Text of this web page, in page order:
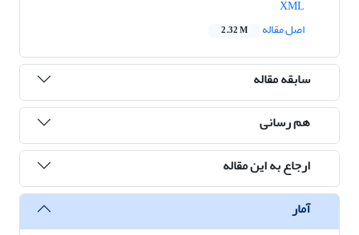
اصل مقاله
2.32 M
سابقه مقاله
هم رسانی
ارجاع به این مقاله
آمار